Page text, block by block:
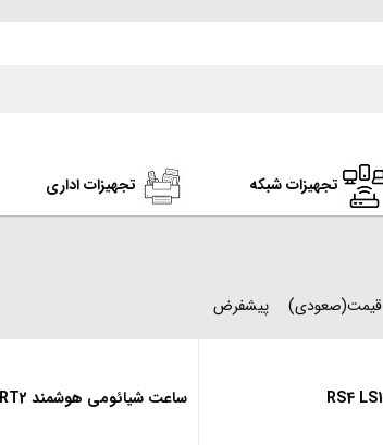
تجهیزات شبکه تجهیزات اداری
قیمت(صعودی) پیشفرض
ساعت شیائومی هوشمند Haylou RT2